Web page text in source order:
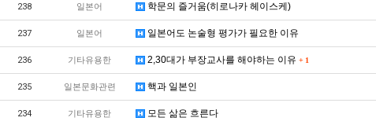
238 일본어 학문의 즐거움(히로나카 헤이스케)
237 일본어 일본어도 논술형 평가가 필요한 이유
236 기타유용한 2,30대가 부장교사를 해야하는 이유 + 1
235 일본문화관련 핵과 일본인
234 기타유용한 모든 삶은 흐른다